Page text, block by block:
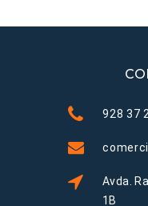
928 37
Avda.
1B